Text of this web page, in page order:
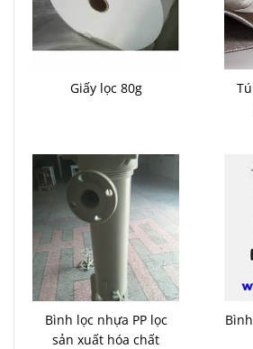
Giấy lọc 80g
Bình lọc nhựa PP lọc
sản xuất hóa chất